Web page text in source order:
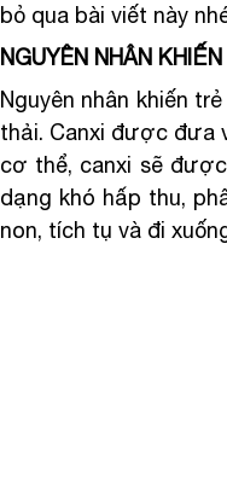
bỏ qua bài viết này
NGUYÊN NHÂN
Nguyên nhân khiến
thải. Canxi được đưa
cơ thể, canxi sẽ
dạng khó hấp thu,
non, tích tụ và đi